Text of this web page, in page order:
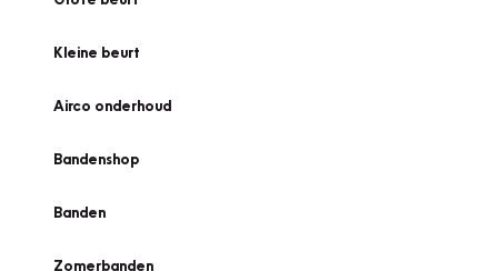
Kleine beurt
Airco onderhoud
Bandenshop
Banden
Zomerbanden